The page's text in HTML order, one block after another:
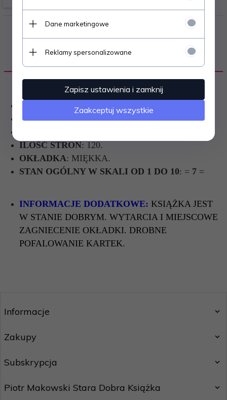
: TADEUSZ GÓRA.
JĘZYK: POLSKI.
ILOŚĆ STRON: 120.
OKŁADKA: MIĘKKA.
STAN OGÓLNY W SKALI OD 1 DO 10: = 7 =
INFORMACJE DODATKOWE: KSIĄŻKA JEST
W STANIE DOBRYM. WYTARCIA I MIEJSCOWE
ZAGNIECENIE OKŁADKI. DROBNE
POFALOWANIE KARTEK.
Informacje
Zakupy
Subskrypcja
Piotr Makowski Stara Dobra Książka
Dane marketingowe
Reklamy spersonalizowane
Zapisz ustawienia i zamknij
Zaakceptuj wszystkie